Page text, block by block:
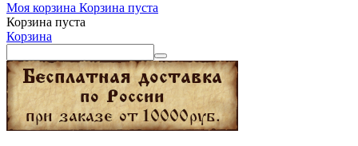
Моя корзина Корзина пуста
Корзина пуста
Корзина